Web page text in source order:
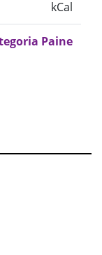
kCal
Paine